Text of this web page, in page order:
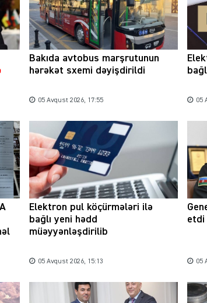
Bakıda avtobus marşrutunun
hərəkət sxemi dəyişdirildi
05 Avqust 2026, 17:55 05
Elektron pul köçürmələri ilə
bağlı yeni hədd
müəyyənləşdirilib
05 Avqust 2026, 15:13
etdi
05
nəzarət